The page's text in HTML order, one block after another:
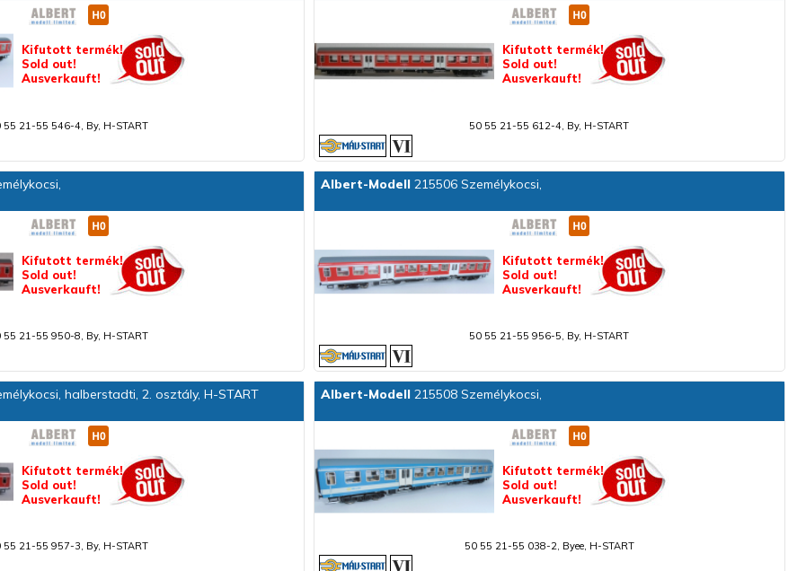
Kifutott termék!
Sold out!
Ausverkauft!
55 21-55 546-4, By, H-START
Kifutott termék!
Sold out!
Ausverkauft!
50 55 21-55 612-4, By, H-START
Kifutott termék!
Sold out!
Ausverkauft!
55 21-55 950-8, By, H-START
Albert-Modell215506 Személykocsi,
Kifutott termék!
Sold out!
Ausverkauft!
50 55 21-55 956-5, By, H-START
halberstadti, 2. osztály, H-START
Kifutott termék!
Sold out!
Ausverkauft!
55 21-55 957-3, By, H-START
Albert-Modell215508 Személykocsi,
Kifutott termék!
Sold out!
Ausverkauft!
50 55 21-55 038-2, Byee, H-START